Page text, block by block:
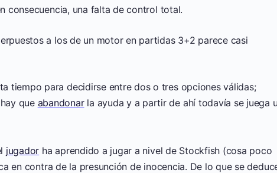
consecuencia, una falta de control total.
a los de un motor en partidas 3+2 parece casi
tiempo para decidirse entre dos o tres opciones válidas;
que abandonarla ayuda y a partir de ahí todavía se juega
jugador ha aprendido a jugar a nivel de Stockfish (cosa poco
en contra de la presunción de inocencia. De lo que se